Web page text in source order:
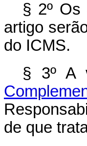
§ 2º Os
artigo
do ICMS.
§ 3º A
de que